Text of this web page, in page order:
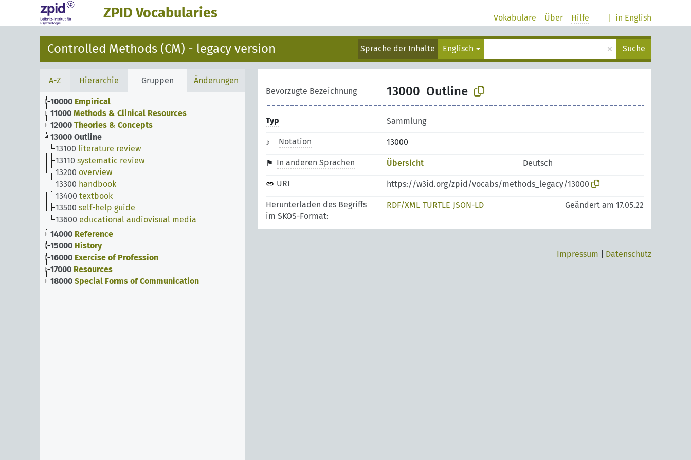
ZPID Vocabularies in English
Vokabulare Über Hilfe
Controlled Methods (CM) - legacy version Sprache der Inhalte Englisch × Suche
A-Z Hierarchie Gruppen Änderungen
10000 Empirical
11000 Methods & Clinical Resources
12000 Theories & Concepts
13000 Outline
13100 literature review
13110 systematic review
13200 overview
13300 handbook
13400 textbook
13500 self-help guide
13600 educational audiovisual media
14000 Reference
15000 History
16000 Exercise of Profession
17000 Resources
18000 Special Forms of Communication
Bevorzugte Bezeichnung 13000 Outline
Typ Sammlung
Notation 13000
In anderen Sprachen Übersicht Deutsch
URI https://w3id.org/zpid/vocabs/methods_legacy/13000
Herunterladen des Begriffs
im SKOS-Format:
RDF/XML TURTLE JSON-LD Geändert am 17.05.22
Impressum Datenschutz